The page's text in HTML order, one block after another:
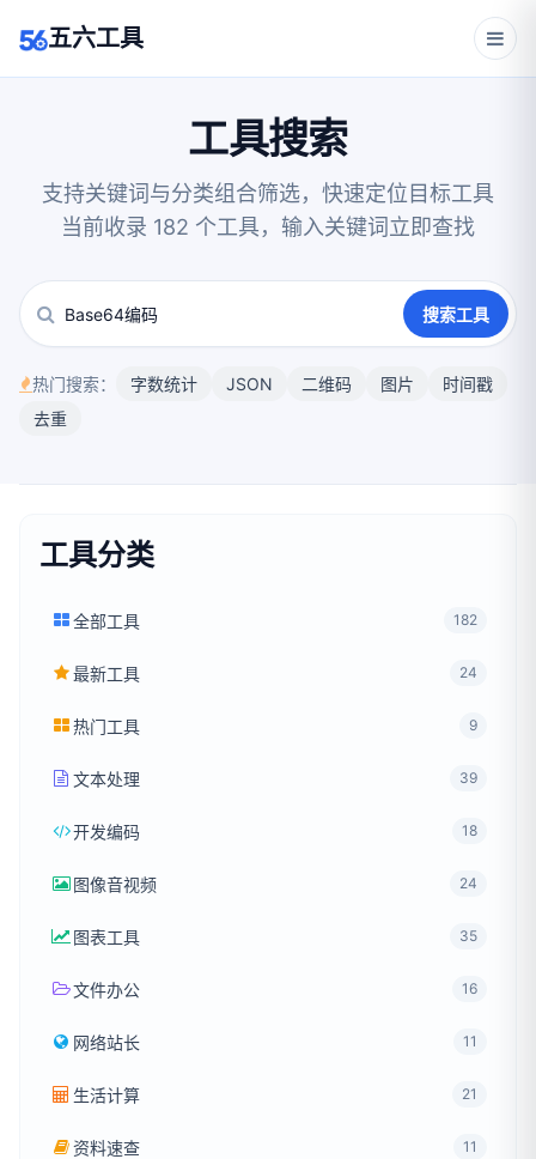
五六工具
工具搜索
支持关键词与分类组合筛选，快速定位目标工具
当前收录 182 个工具，输入关键词立即查找
搜索工具
热门搜索： 字数统计 JSON 二维码 图片
时间戳
去重
工具分类
全部工具 182
最新工具 24
热门工具 9
文本处理 39
开发编码 18
图像音视频 24
图表工具 35
文件办公 16
网络站长 11
生活计算 21
资料速查 11